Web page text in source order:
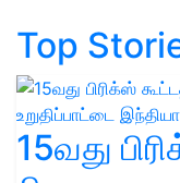
Top
15வது